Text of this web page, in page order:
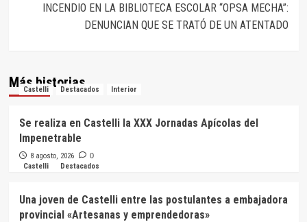
INCENDIO EN LA BIBLIOTECA ESCOLAR “OPSA MECHA”:
DENUNCIAN QUE SE TRATÓ DE UN ATENTADO
Más historias
Castelli Destacados Interior
Se realiza en Castelli la XXX Jornadas Apícolas del
Impenetrable
8 agosto, 2026 0
Castelli Destacados
Una joven de Castelli entre las postulantes a embajadora
provincial «Artesanas y emprendedoras»